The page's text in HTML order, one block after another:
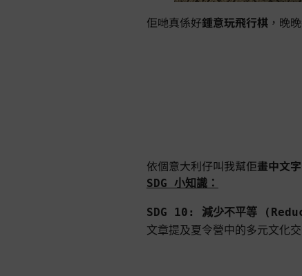
佢哋真係好鍾意玩飛行棋 ，晚
依個意大利仔叫我幫佢畫中文
SDG 小知識：
SDG 10: 減少不平等
文章提及夏令營中的多元文化